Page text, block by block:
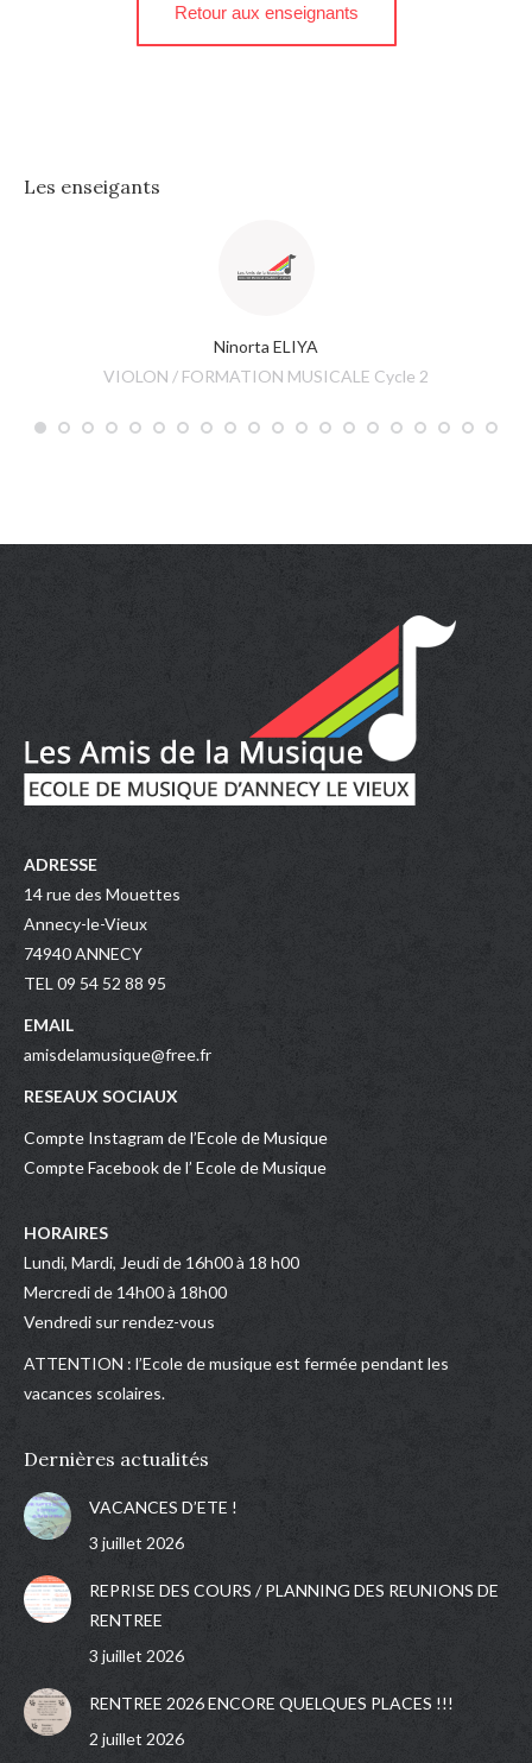
Retour aux enseignants
Les enseigants
Ninorta ELIYA
VIOLON / FORMATION MUSICALE Cycle 2
ADRESSE
14 rue des Mouettes
Annecy-le-Vieux
74940 ANNECY
TEL 09 54 52 88 95
EMAIL
amisdelamusique@free.fr
RESEAUX SOCIAUX
Compte Instagram de l’Ecole de Musique
Compte Facebook de l’ Ecole de Musique
HORAIRES
Lundi, Mardi, Jeudi de 16h00 à 18 h00
Mercredi de 14h00 à 18h00
Vendredi sur rendez-vous
ATTENTION : l’Ecole de musique est fermée pendant les
vacances scolaires.
Dernières actualités
VACANCES D’ETE !
3 juillet 2026
REPRISE DES COURS / PLANNING DES REUNIONS DE
RENTREE
3 juillet 2026
RENTREE 2026 ENCORE QUELQUES PLACES !!!
2 juillet 2026